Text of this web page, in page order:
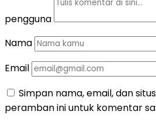
pengguna
Nama
Email
Simpan nama, email, dan
peramban ini untuk komentar